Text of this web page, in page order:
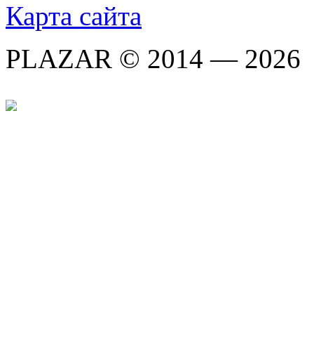
Карта сайта
PLAZAR © 2014 — 2026